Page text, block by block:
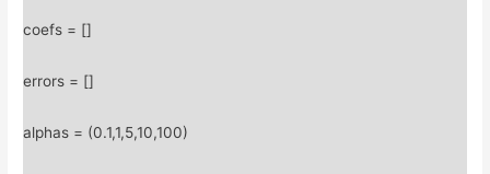
coefs = []
errors = []
alphas = (0.1,1,5,10,100)